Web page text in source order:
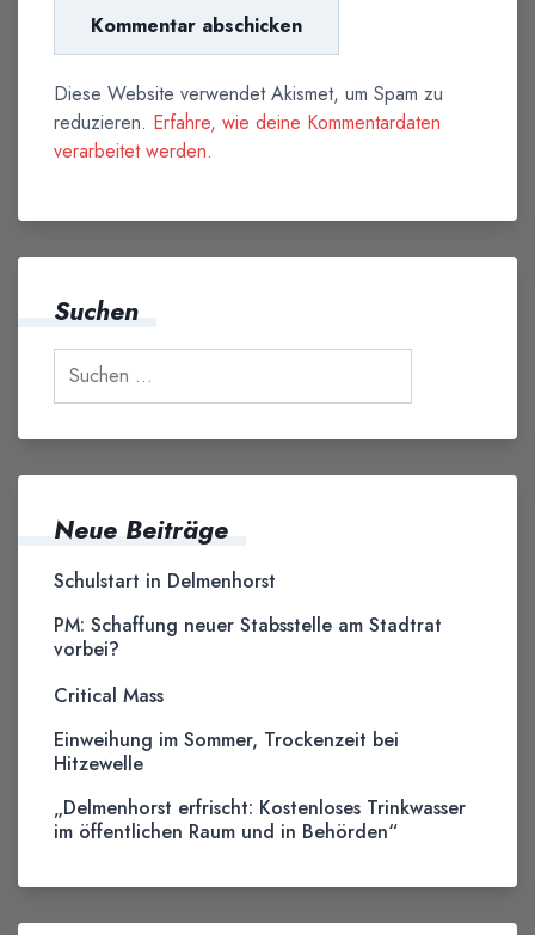
Diese Website verwendet Akismet, um Spam zu
reduzieren. Erfahre, wie deine Kommentardaten
verarbeitet werden.
Suchen
Neue Beiträge
Schulstart in Delmenhorst
PM: Schaffung neuer Stabsstelle am Stadtrat
vorbei?
Critical Mass
Einweihung im Sommer, Trockenzeit bei
Hitzewelle
„Delmenhorst erfrischt: Kostenloses Trinkwasser
im öffentlichen Raum und in Behörden“